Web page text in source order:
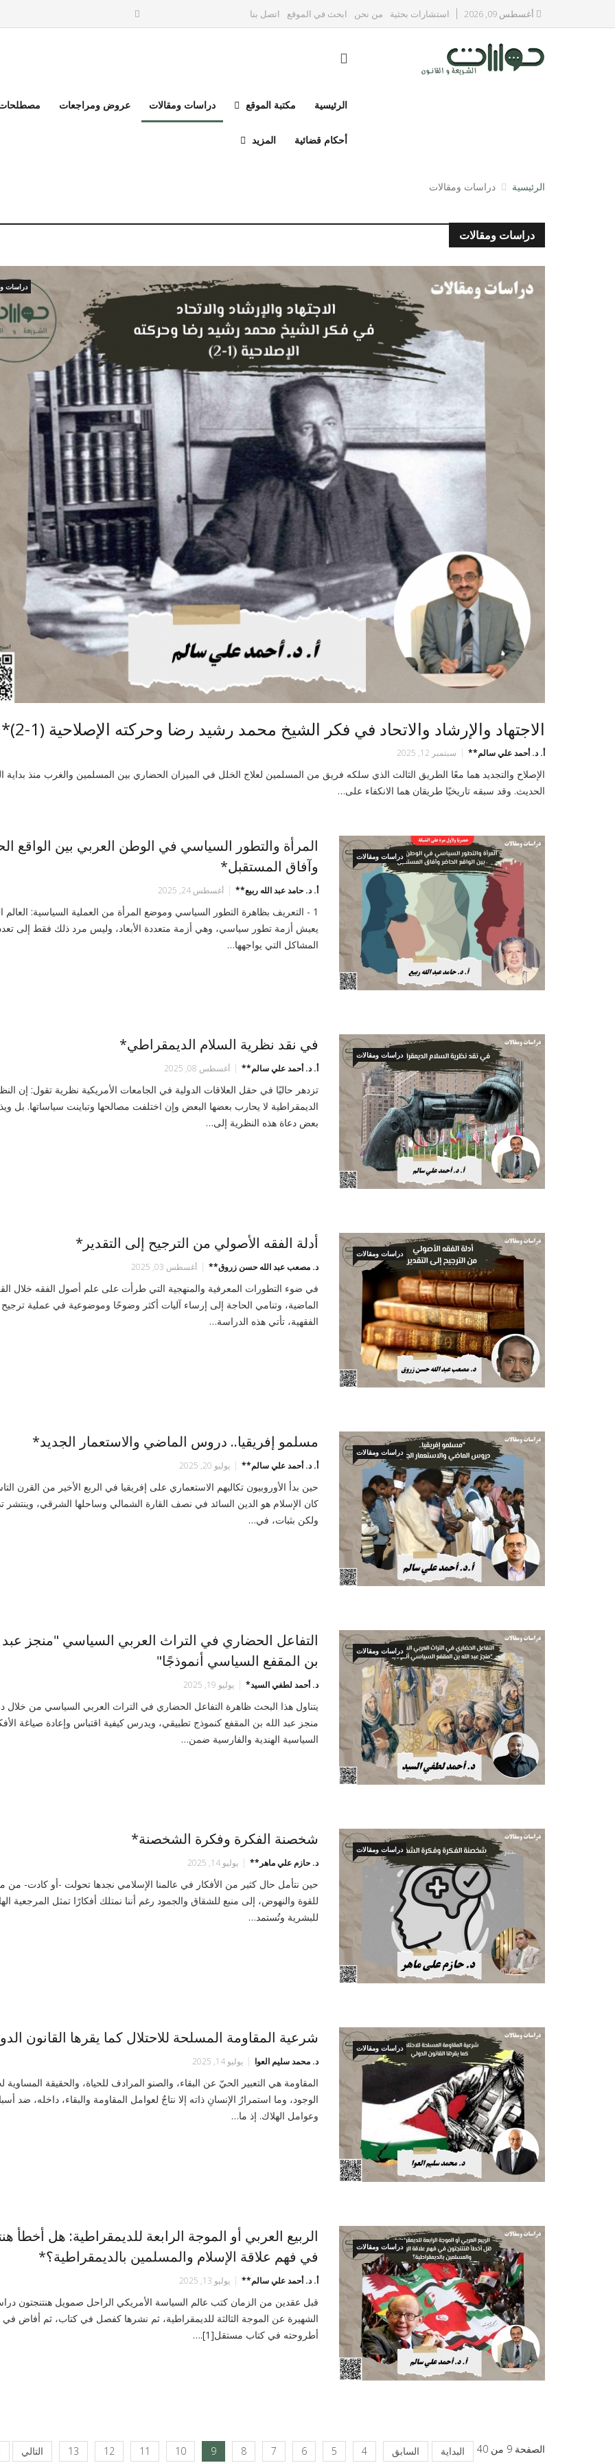
أغسطس 09, 2026 استشارات بحثية من نحن ابحث في الموقع اتصل بنا
الرئيسية مكتبة الموقع دراسات ومقالات عروض ومراجعات مصطلحات
أحكام قضائية المزيد
الرئيسية دراسات ومقالات
دراسات ومقالات
دراسات
الاجتهاد والإرشاد والاتحاد في فكر الشيخ محمد رشيد رضا وحركته الإصلاحية (1-2)*
أ. د. أحمد علي سالم** سبتمبر 12, 2025
الإصلاح والتجديد هما معًا الطريق الثالث الذي سلكه فريق من المسلمين لعلاج الخلل في الميزان الحضاري بين المسلمين والغرب منذ بداية
الحديث. وقد سبقه تاريخيًا طريقان هما الانكفاء على…
دراسات ومقالات
المرأة والتطور السياسي في الوطن العربي بين الواقع
وآفاق المستقبل*
أ. د. حامد عبد الله ربيع** أغسطس 24, 2025
1 - التعريف بظاهرة التطور السياسي وموضع المرأة من العملية السياسية: العالم
يعيش أزمة تطور سياسي، وهي أزمة متعددة الأبعاد، وليس مرد ذلك فقط إلى
المشاكل التي يواجهها…
دراسات ومقالات
في نقد نظرية السلام الديمقراطي*
أ. د. أحمد علي سالم** أغسطس 08, 2025
تزدهر حاليًا في حقل العلاقات الدولية في الجامعات الأمريكية نظرية تقول: إن
الديمقراطية لا يحارب بعضها البعض وإن اختلفت مصالحها وتباينت سياساتها. بل
بعض دعاة هذه النظرية إلى…
دراسات ومقالات
أدلة الفقه الأصولي من الترجيح إلى التقدير*
د. مصعب عبد الله حسن زروق** أغسطس 03, 2025
في ضوء التطورات المعرفية والمنهجية التي طرأت على علم أصول الفقه خلال
الماضية، وتنامي الحاجة إلى إرساء آليات أكثر وضوحًا وموضوعية في عملية ترجيح
الفقهية، تأتي هذه الدراسة…
دراسات ومقالات
مسلمو إفريقيا.. دروس الماضي والاستعمار الجديد*
أ. د. أحمد علي سالم** يوليو 20, 2025
حين بدأ الأوروبيون تكالبهم الاستعماري على إفريقيا في الربع الأخير من القرن
كان الإسلام هو الدين السائد في نصف القارة الشمالي وساحلها الشرقي، وينتشر
ولكن بثبات، في…
دراسات ومقالات
التفاعل الحضاري في التراث العربي السياسي "منجز عبد
بن المقفع السياسي أنموذجًا"
د. أحمد لطفي السيد* يوليو 19, 2025
يتناول هذا البحث ظاهرة التفاعل الحضاري في التراث العربي السياسي من خلال
منجز عبد الله بن المقفع كنموذج تطبيقي، ويدرس كيفية اقتباس وإعادة صياغة
السياسية الهندية والفارسية ضمن…
دراسات ومقالات
شخصنة الفكرة وفكرة الشخصنة*
د. حازم علي ماهر** يوليو 14, 2025
حين نتأمل حال كثير من الأفكار في عالمنا الإسلامي نجدها تحولت -أو كادت- من
للقوة والنهوض، إلى منبع للشقاق والجمود رغم أننا نمتلك أفكارًا تمثل المرجعية
للبشرية وتُستمد…
دراسات ومقالات
شرعية المقاومة المسلحة للاحتلال كما يقرها القانون
د. محمد سليم العوا يوليو 14, 2025
المقاومة هي التعبير الحيّ عن البقاء، والصنو المرادف للحياة، والحقيقة المساوية
الوجود، وما استمرارُ الإنسانِ ذاته إلا نتاجٌ لعوامل المقاومة والبقاء، داخله، ضد
وعوامل الهلاك. إذ ما…
دراسات ومقالات
الربيع العربي أو الموجة الرابعة للديمقراطية: هل أخطأ
في فهم علاقة الإسلام والمسلمين بالديمقراطية؟*
أ. د. أحمد علي سالم** يوليو 13, 2025
قبل عقدين من الزمان كتب عالم السياسة الأمريكي الراحل صمويل هنتنجتون
الشهيرة عن الموجة الثالثة للديمقراطية، ثم نشرها كفصل في كتاب، ثم أفاض
أطروحته في كتاب مستقل[1].…
البداية السابق 4
5
6
7
8
9
10
11
12
13 التالي الصفحة 9 من 40